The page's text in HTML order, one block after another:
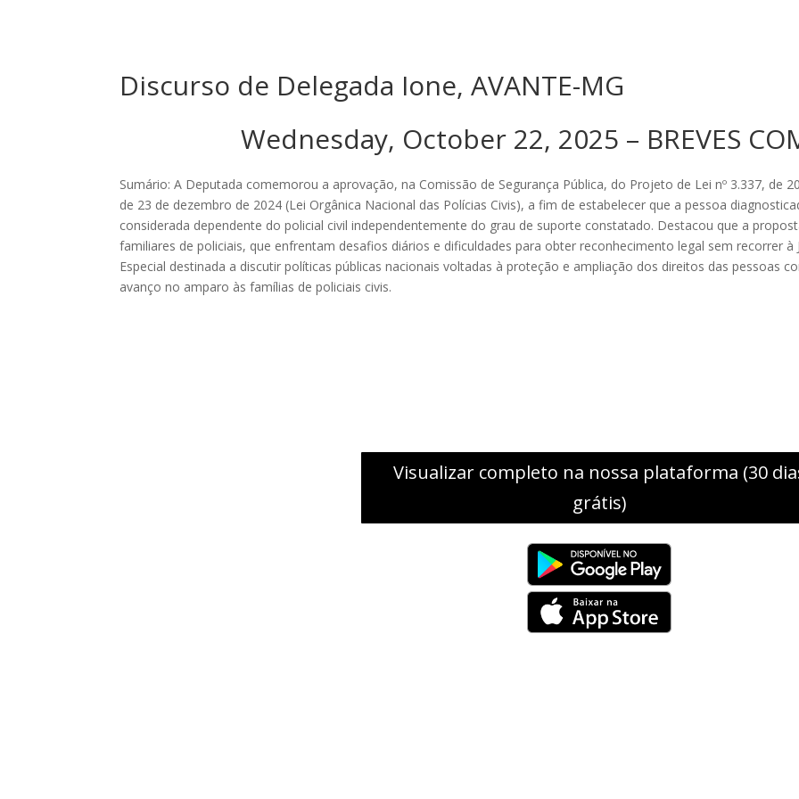
Discurso de Delegada Ione, AVANTE-MG
Wednesday, October 22, 2025 – BREVES
Sumário: A Deputada comemorou a aprovação, na Comissão de Segurança Pública, do Projeto de Lei nº 3.337, de
de 23 de dezembro de 2024 (Lei Orgânica Nacional das Polícias Civis), a fim de estabelecer que a pessoa
considerada dependente do policial civil independentemente do grau de suporte constatado. Destacou que a
familiares de policiais, que enfrentam desafios diários e dificuldades para obter reconhecimento legal sem recorrer
Especial destinada a discutir políticas públicas nacionais voltadas à proteção e ampliação dos direitos das pessoas
avanço no amparo às famílias de policiais civis.
Visualizar completo na nossa plataforma (30
grátis)